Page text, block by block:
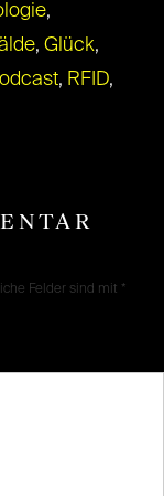
,
, Glück,
, RFID,
Felder sind mit *